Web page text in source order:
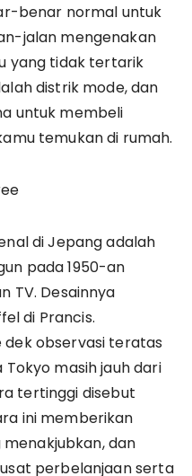
benar normal untuk
jalan mengenakan
yang tidak tertarik
distrik mode, dan
untuk membeli
temukan di rumah.
di Jepang adalah
pada 1950-an
TV. Desainnya
di Prancis.
observasi teratas
masih jauh dari
tertinggi disebut
ini memberikan
dan
perbelanjaan serta